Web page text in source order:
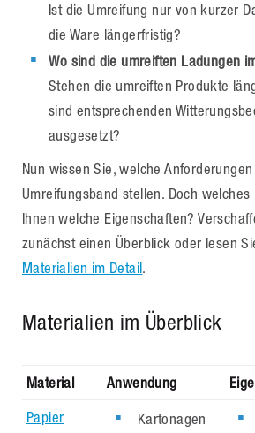
Ist die Umreifung nur von kurzer
die Ware längerfristig?
Wo sind die umreiften Ladungen
Stehen die umreiften Produkte
sind entsprechenden
ausgesetzt?
Nun wissen Sie, welche
Umreifungsband stellen. Doch
Ihnen welche Eigenschaften?
zunächst einen Überblick oder lesen
Materialien im Detail.
Materialien im Überblick
Material Anwendung
Papier
Kartonagen